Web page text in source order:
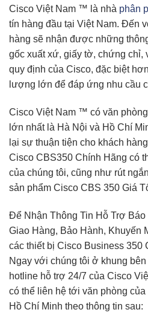
Cisco Việt Nam ™ là nhà phân
tín hàng đầu tại Việt Nam. Đến
hàng sẽ nhận được những
gốc xuất xứ, giấy tờ, chứng chỉ,
quy định của Cisco, đặc biệt
lượng lớn để đáp ứng nhu cầu
Cisco Việt Nam ™ có văn
lớn nhất là Hà Nội và Hồ Chí
lại sự thuận tiện cho khách
Cisco CBS350 Chính Hãng có
của chúng tôi, cũng như rút
sản phẩm Cisco CBS 350 Giá
Để Nhận Thông Tin Hỗ Trợ
Giao Hàng, Bảo Hành, Khuyến
các thiết bị Cisco Business 350
Ngay với chúng tôi ở khung
hotline hỗ trợ 24/7 của Cisco
có thể liên hệ tới văn phòng
Hồ Chí Minh theo thông tin sau: